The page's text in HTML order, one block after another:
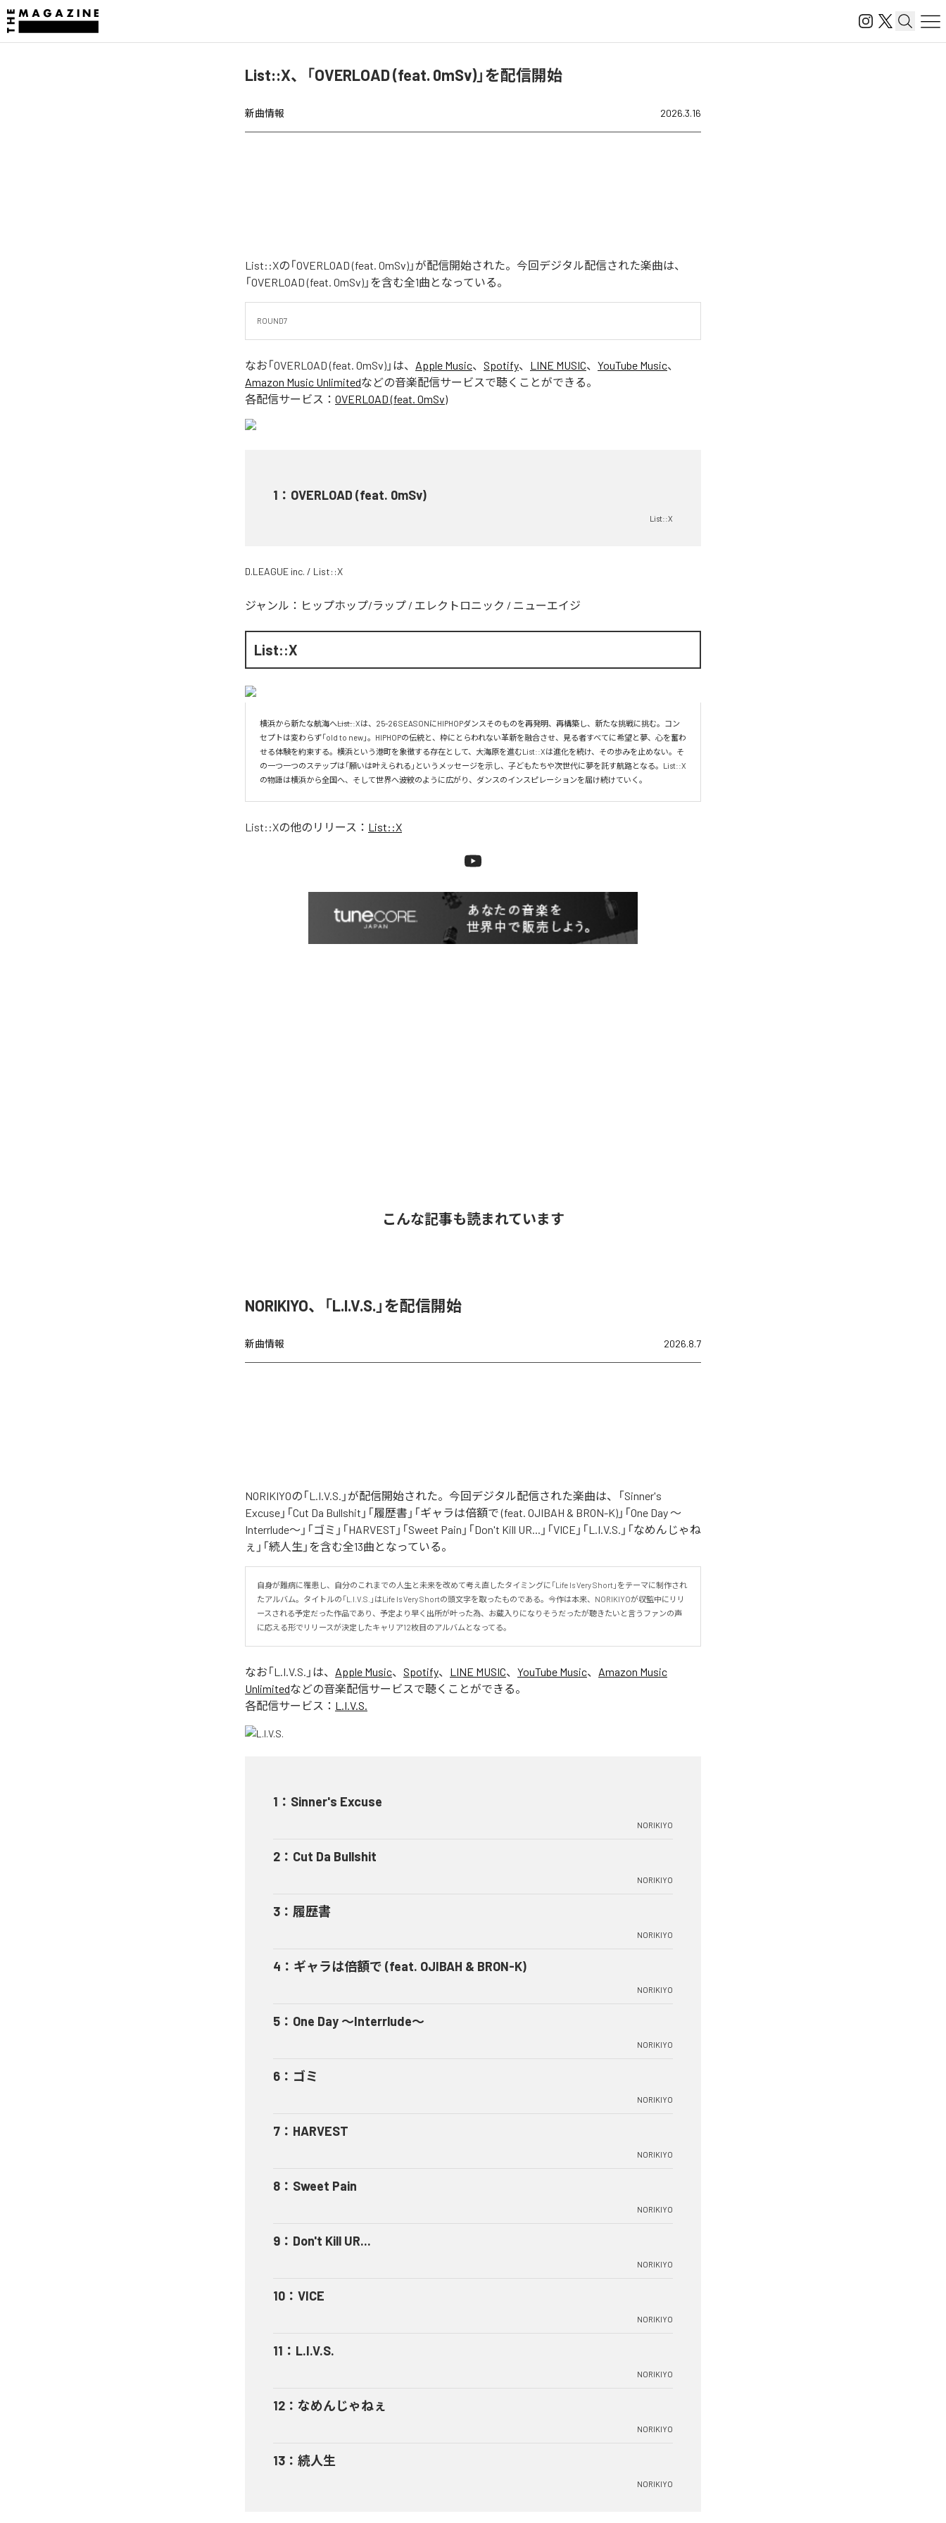
List::X、「OVERLOAD (feat. 0mSv)」を配信開始
新曲情報 2026.3.16
List::Xの「OVERLOAD (feat. 0mSv)」が配信開始された。今回デジタル配信された楽曲は、
「OVERLOAD (feat. 0mSv)」を含む全1曲となっている。
ROUND7
なお「OVERLOAD (feat. 0mSv) 」は、 Apple Music、 Spotify、 LINE MUSIC、 YouTube Music、
Amazon Music Unlimitedなどの音楽配信サービスで聴くことができる。
各配信サービス： OVERLOAD (feat. 0mSv)
1 ： OVERLOAD (feat. 0mSv)
List::X
D.LEAGUE inc. / List::X
ジャンル： ヒップホップ/ラップ / エレクトロニック / ニューエイジ
List::X
横浜から新たな航海へ――List::Xは、25-26 SEASONにHIPHOPダンスそのものを再発明、再構築し、新たな挑戦に挑む。コン
セプトは変わらず「old to new」。HIPHOPの伝統と、枠にとらわれない革新を融合させ、見る者すべてに希望と夢、心を奮わ
せる体験を約束する。横浜という港町を象徴する存在として、大海原を進むList::Xは進化を続け、その歩みを止めない。そ
の一つ一つのステップは「願いは叶えられる」というメッセージを示し、子どもたちや次世代に夢を託す航路となる。List::X
の物語は横浜から全国へ、そして世界へ――波紋のように広がり、ダンスのインスピレーションを届け続けていく。
List::Xの他のリリース： List::X
こんな記事も読まれています
NORIKIYO、「L.I.V.S.」を配信開始
新曲情報 2026.8.7
NORIKIYOの「L.I.V.S.」が配信開始された。今回デジタル配信された楽曲は、「Sinner's
Excuse」「Cut Da Bullshit」「履歴書」「ギャラは倍額で (feat. OJIBAH & BRON-K)」「One Day ～
Interrlude～」「ゴミ」「HARVEST」「Sweet Pain」「Don't Kill UR...」「VICE」「L.I.V.S.」「なめんじゃね
ぇ」「続人生」を含む全13曲となっている。
自身が難病に罹患し、自分のこれまでの人生と未来を改めて考え直したタイミングに「Life Is Very Short」をテーマに制作され
たアルバム。タイトルの「L.I.V.S.」はLife Is Very Shortの頭文字を取ったものである。今作は本来、NORIKIYOが収監中にリリ
ースされる予定だった作品であり、予定より早く出所が叶った為、お蔵入りになりそうだったが聴きたいと言うファンの声
に応える形でリリースが決定したキャリア12枚目のアルバムとなってる。
なお「L.I.V.S. 」は、 Apple Music、 Spotify、 LINE MUSIC、 YouTube Music、 Amazon Music
Unlimitedなどの音楽配信サービスで聴くことができる。
各配信サービス： L.I.V.S.
1 ： Sinner's Excuse
NORIKIYO
2 ： Cut Da Bullshit
NORIKIYO
3 ： 履歴書
NORIKIYO
4 ： ギャラは倍額で (feat. OJIBAH & BRON-K)
NORIKIYO
5 ： One Day ～Interrlude～
NORIKIYO
6 ： ゴミ
NORIKIYO
7 ： HARVEST
NORIKIYO
8 ： Sweet Pain
NORIKIYO
9 ： Don't Kill UR...
NORIKIYO
10 ： VICE
NORIKIYO
11 ： L.I.V.S.
NORIKIYO
12 ： なめんじゃねぇ
NORIKIYO
13 ： 続人生
NORIKIYO